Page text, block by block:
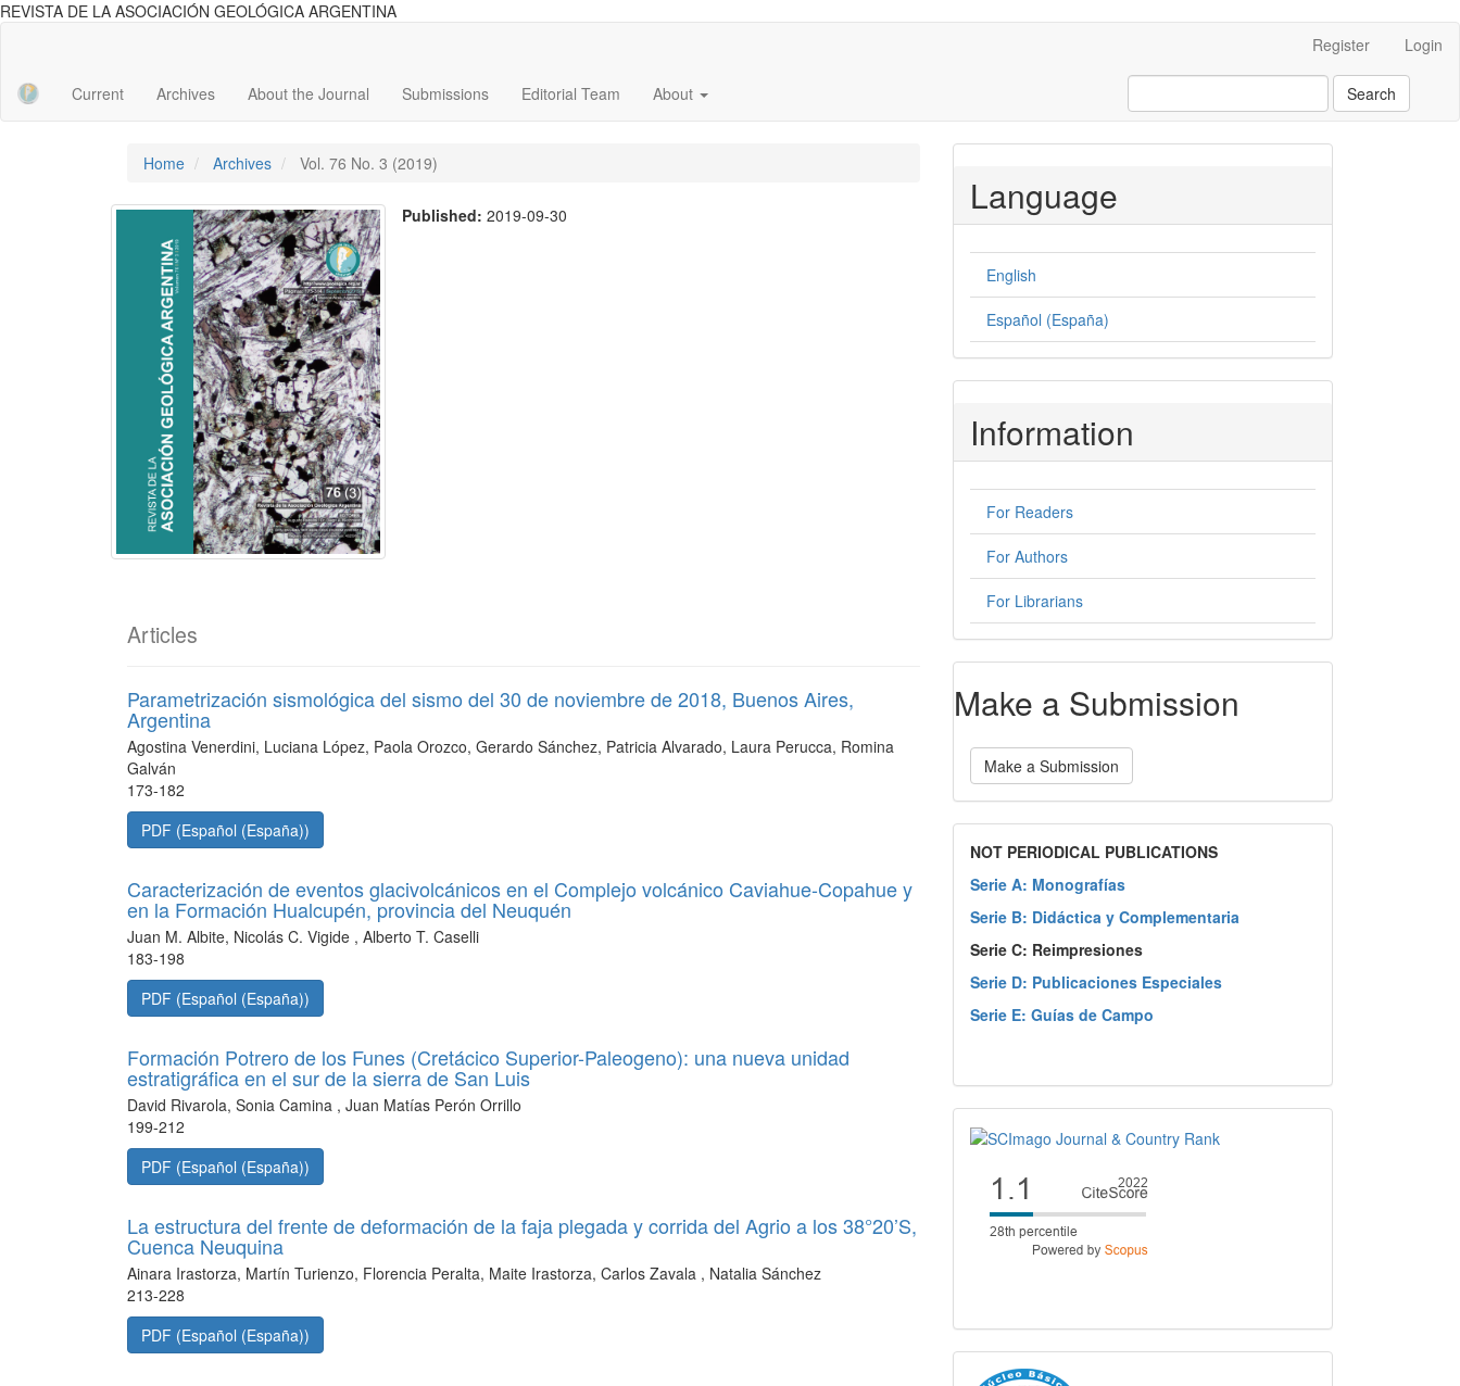
REVISTA DE LA ASOCIACIÓN GEOLÓGICA ARGENTINA
Content
Sidebar
Register Login
Current Archives About the Journal Submissions Editorial Team About Search
Home Archives Vol. 76 No. 3 (2019)
Published:2019-09-30
Articles
Parametrización sismológica del sismo del 30 de noviembre de 2018, Buenos Aires,
Argentina
Agostina Venerdini, Luciana López, Paola Orozco, Gerardo Sánchez, Patricia Alvarado, Laura Perucca, Romina
Galván
173-182
PDF (Español (España))
Caracterización de eventos glacivolcánicos en el Complejo volcánico Caviahue-Copahue y
en la Formación Hualcupén, provincia del Neuquén
Juan M. Albite, Nicolás C. Vigide , Alberto T. Caselli
183-198
PDF (Español (España))
Formación Potrero de los Funes (Cretácico Superior-Paleogeno): una nueva unidad
estratigráfica en el sur de la sierra de San Luis
David Rivarola, Sonia Camina , Juan Matías Perón Orrillo
199-212
PDF (Español (España))
La estructura del frente de deformación de la faja plegada y corrida del Agrio a los 38°20’S,
Cuenca Neuquina
Ainara Irastorza, Martín Turienzo, Florencia Peralta, Maite Irastorza, Carlos Zavala , Natalia Sánchez
213-228
PDF (Español (España))
Language
English
Español (España)
Information
For Readers
For Authors
For Librarians
Make a Submission
Make a Submission
NOT PERIODICAL PUBLICATIONS
Serie A: Monografías
Serie B: Didáctica y Complementaria
Serie C: Reimpresiones
Serie D: Publicaciones Especiales
Serie E: Guías de Campo